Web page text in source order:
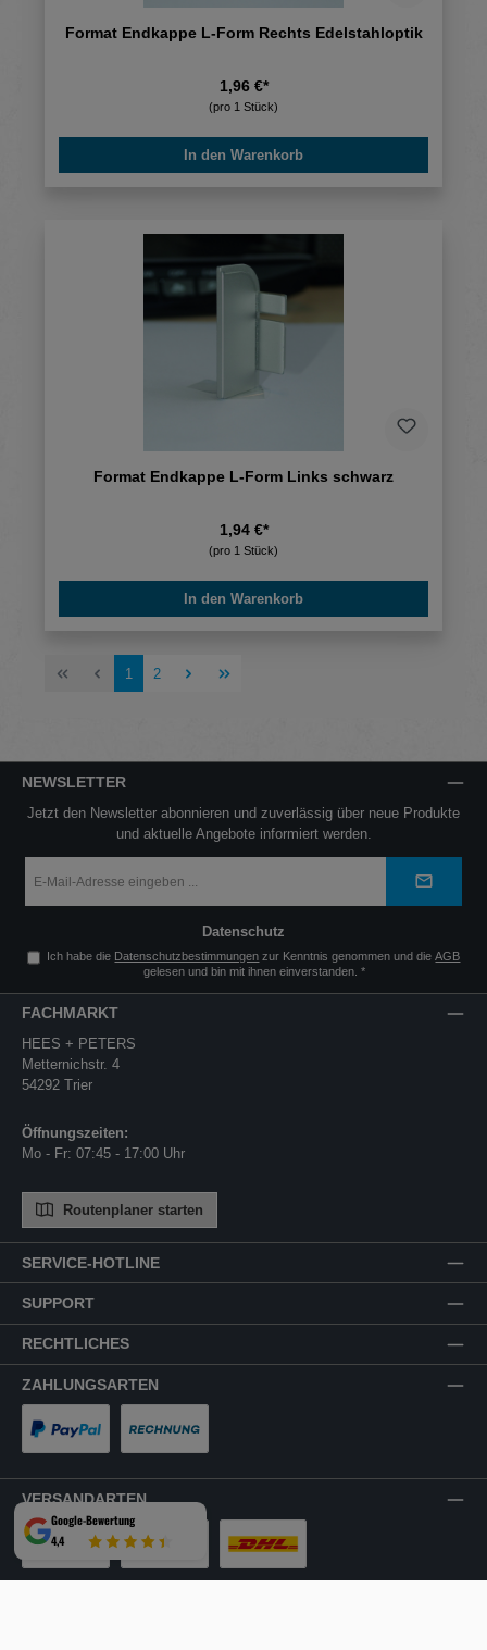
Format Endkappe L-Form Rechts Edelstahloptik
1,96 €*
(pro 1 Stück)
In den Warenkorb
Format Endkappe L-Form Links schwarz
1,94 €*
(pro 1 Stück)
In den Warenkorb
Seite
1 Seite
2
NEWSLETTER
Jetzt den Newsletter abonnieren und zuverlässig über neue Produkte
und aktuelle Angebote informiert werden.
Mail-
*
Datenschutz
Ich habe die Datenschutzbestimmungen zur Kenntnis genommen und dieAGB
gelesen und bin mit ihnen einverstanden. *
SERVICE-HOTLINE
SUPPORT
RECHTLICHES
ZAHLUNGSARTEN
VERSANDARTEN
LKW-Tour Spedition DHL
FACHMARKT
HEES + PETERS
Metternichstr. 4
54292 Trier
Öffnungszeiten:
Mo - Fr: 07:45 - 17:00 Uhr
Routenplaner starten
Google-Bewertung
4,4